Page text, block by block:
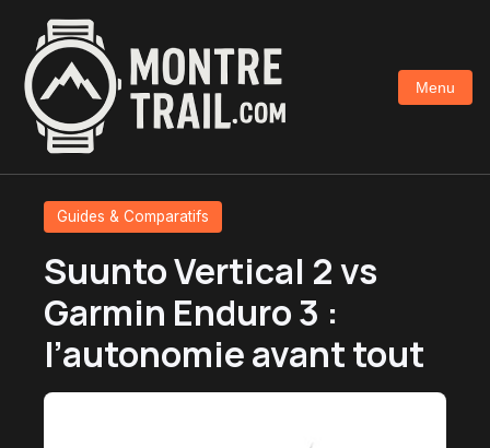
contenu
principal
Menu
Guides & Comparatifs
Suunto Vertical 2 vs
Garmin Enduro 3 :
l’autonomie avant tout